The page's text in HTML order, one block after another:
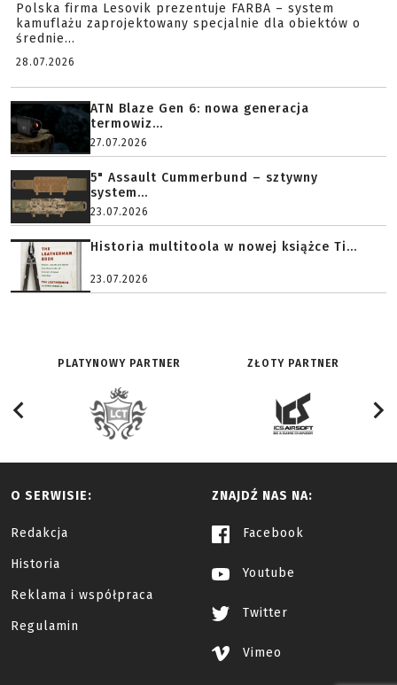
Polska firma Lesovik prezentuje FARBA – system
kamuflażu zaprojektowany specjalnie dla obiektów o
średnie...
28.07.2026
ATN Blaze Gen 6: nowa generacja
termowiz...
27.07.2026
5" Assault Cummerbund – sztywny
system...
23.07.2026
Historia multitoola w nowej książce Ti...
23.07.2026
PLATYNOWY PARTNER ZŁOTY PARTNER
O SERWISIE:
Redakcja
Historia
Reklama i współpraca
Regulamin
ZNAJDŹ NAS NA:
Facebook
Youtube
Twitter
Vimeo